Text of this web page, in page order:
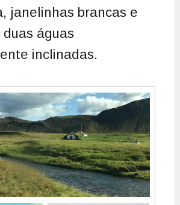
janelinhas brancas e
águas
inclinadas.